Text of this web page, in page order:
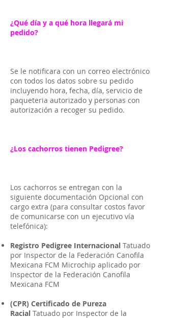
¿Qué día y a qué hora llegará mi
pedido?
Se le notificara con un correo electrónico
con todos los datos sobre su pedido
incluyendo hora, fecha, día, servicio de
paqueteria autorizado y personas con
autorización a recoger su pedido.
¿Los cachorros tienen Pedigree?
Los cachorros se entregan con la
siguiente documentación Opcional con
cargo extra (para consultar costos favor
de comunicarse con un ejecutivo vía
telefónica):
Registro Pedigree Internacional Tatuado
por Inspector de la Federación Canofila
Mexicana FCM Microchip aplicado por
Inspector de la Federación Canofila
Mexicana FCM
(CPR) Certificado de Pureza
Racial Tatuado por Inspector de la